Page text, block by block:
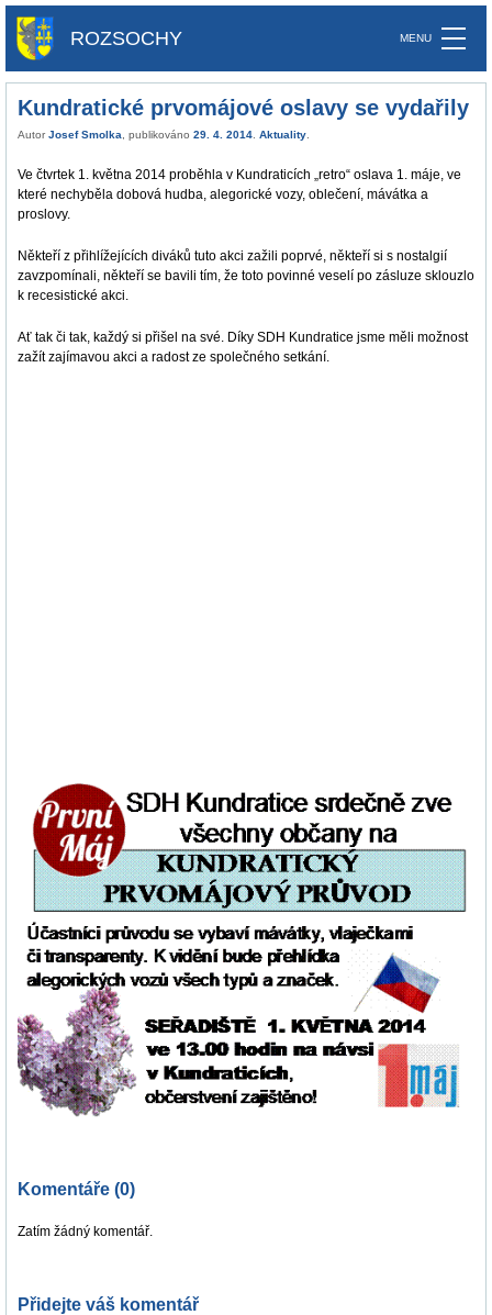
ROZSOCHY
Kundratické prvomájové oslavy se vydařily
Autor Josef Smolka , publikováno 29. 4. 2014 Aktuality
Ve čtvrtek 1. května 2014 proběhla v Kundraticích „retro“ oslava 1. máje, ve
které nechyběla dobová hudba, alegorické vozy, oblečení, mávátka a
proslovy.
Někteří z přihlížejících diváků tuto akci zažili poprvé, někteří si s nostalgií
zavzpomínali, někteří se bavili tím, že toto povinné veselí po zásluze sklouzlo
k recesistické akci.
Ať tak či tak, každý si přišel na své. Díky SDH Kundratice jsme měli možnost
zažít zajímavou akci a radost ze společného setkání.
Komentáře (0)
Zatím žádný komentář.
Přidejte váš komentář